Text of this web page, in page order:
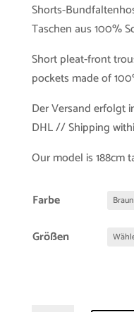
Shorts-
Taschen aus 100%
Short pleat-front
pockets made of
Der Versand erfolgt
DHL // Shipping
Our model is 188cm
Farbe
Größen